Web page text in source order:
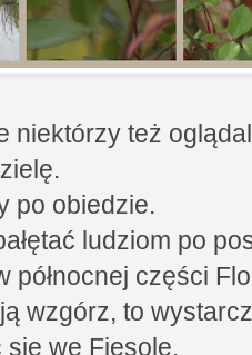
niektórzy też
po obiedzie.
ludziom po
północnej części
wzgórz, to
we Fiesole.